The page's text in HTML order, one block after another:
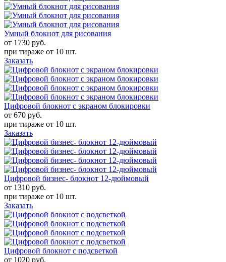
Умный блокнот для рисования
от 1730 руб.
при тираже от 10 шт.
Заказать
Цифровой блокнот с экраном блокировки
от 670 руб.
при тираже от 10 шт.
Заказать
Цифровой бизнес- блокнот 12-дюймовый
от 1310 руб.
при тираже от 10 шт.
Заказать
Цифровой блокнот с подсветкой
от 1020 руб.